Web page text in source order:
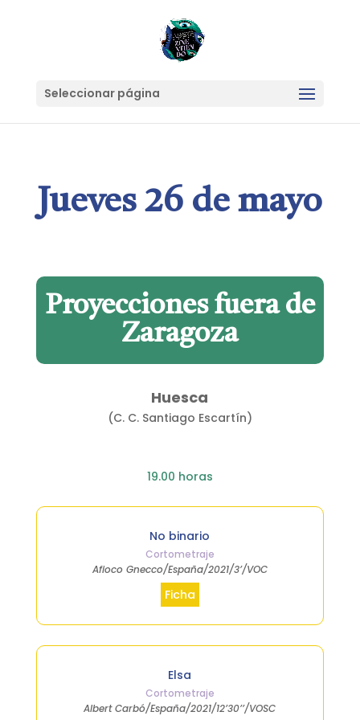
Seleccionar página
Jueves 26 de mayo
Proyecciones fuera de
Zaragoza
Huesca
(C. C. Santiago Escartín)
19.00 horas
No binario
Cortometraje
Afioco Gnecco/España/2021/3’/VOC
Ficha
Elsa
Cortometraje
Albert Carbó/España/2021/12’30’’/VOSC